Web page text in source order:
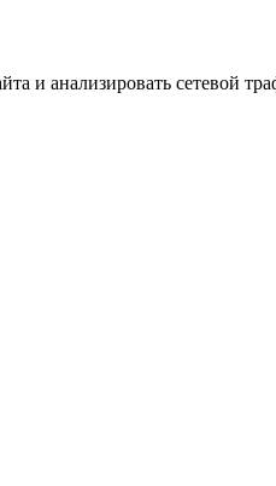
и анализировать сетевой